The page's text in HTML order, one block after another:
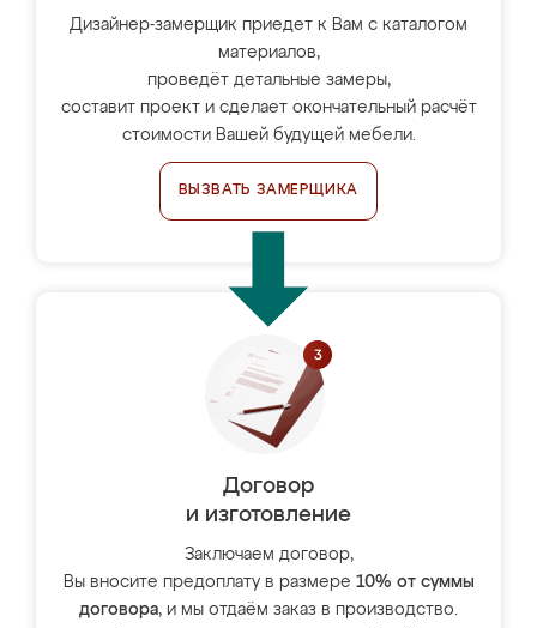
Дизайнер-замерщик приедет к Вам с каталогом
материалов,
проведёт детальные замеры,
составит проект и сделает окончательный расчёт
стоимости Вашей будущей мебели.
ВЫЗВАТЬ ЗАМЕРЩИКА
Договор
и изготовление
Заключаем договор,
Вы вносите предоплату в размере 10% от суммы
договора, и мы отдаём заказ в производство.